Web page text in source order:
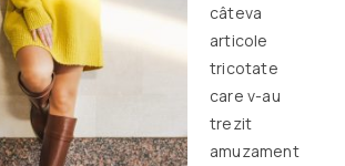
câteva
articole
tricotate
care v-au
trezit
amuzament